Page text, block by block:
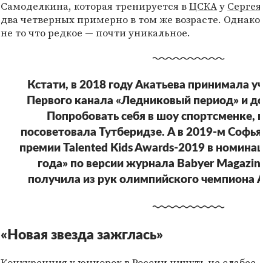
Самоделкина, которая тренируется вЦСКАу
два четверных примерно в том же возрасте.
не то что редкое — почти уникальное.
Кстати, в 2018 году Акатьева принимала
Первого канала «Ледниковый период» и
Попробовать себя в шоу спортсменке,
посоветовала Тутберидзе. А в 2019-м
премии Talented Kids Awards-2019 в
года» по версии журнала Babyer
получила из рук олимпийского чемпиона
«Новая звезда зажглась»